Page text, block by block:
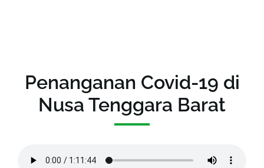
Penanganan Covid-19 di
Nusa Tenggara Barat